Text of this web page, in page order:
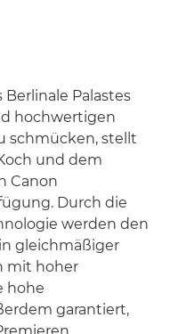
Palastes
hochwertigen
schmücken, stellt
und dem
Canon
Durch die
werden den
gleichmäßiger
mit hoher
hohe
garantiert,